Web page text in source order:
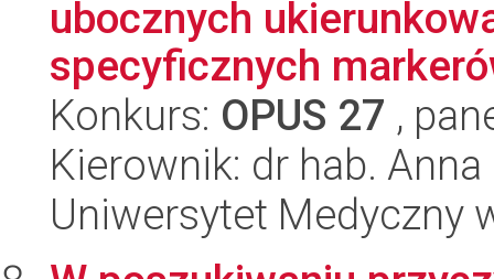
ubocznych
specyficznych
Konkurs: OPUS 27 ,
Kierownik: dr hab.
Uniwersytet Medyczny